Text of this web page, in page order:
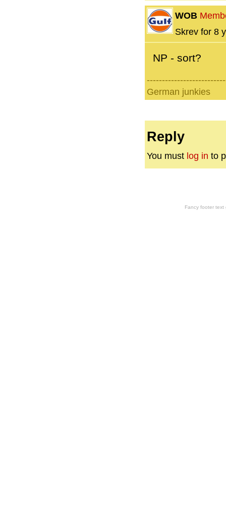
WOB
Skrev for 8
NP - sort?
German junkies
Reply
You must log in to
Fancy footer